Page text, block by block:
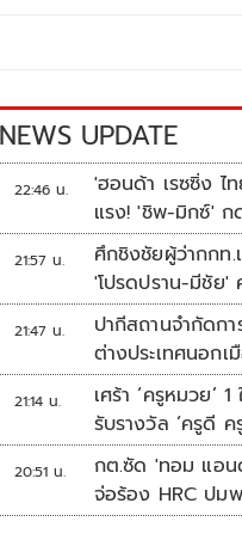
NEWS UPDATE
22:46 น.
'ฮอนด้า เรซซิ่ง ไ
แรง! 'ชิพ-มิกซ์' ก
แถว ARRC สนา
21:57 น.
ศึกชิงชัยผู้ว่ากกท
'โปรดปราน-มีชั
21:47 น.
ปากีสถานจำกัดก
ต่างประเทศนอก
21:14 น.
เศร้า ‘ครูหมวย’
รับรางวัล ‘ครูดี ค
20:51 น.
กต.ซัด 'ทอม แอน
จ่อร้อง HRC ปม